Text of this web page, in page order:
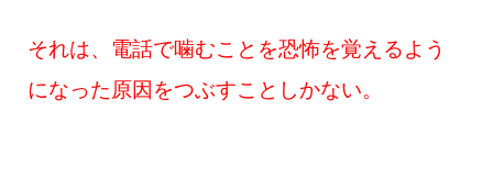
それは、電話で噛むことを恐怖を覚えるよう
になった原因をつぶすことしかない。